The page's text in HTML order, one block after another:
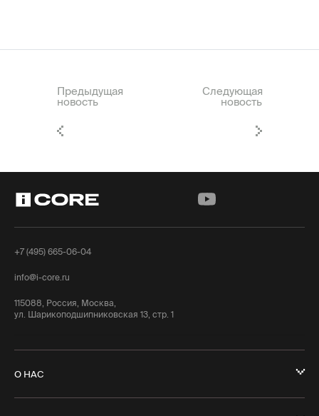
Предыдущая
новость
Следующая
новость
+7 (495) 665-06-04
info@i-core.ru
115088, Россия, Москва,
ул. Шарикоподшипниковская 13, стр. 1
О НАС